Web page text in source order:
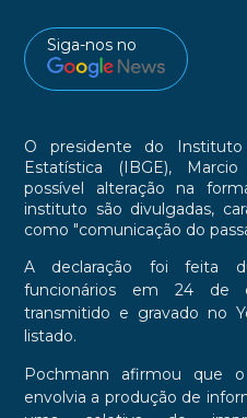
Siga-nos no
O presidente do
Estatística (IBGE),
possível alteração na
instituto são divulgadas,
como "comunicação do
A declaração foi feita
funcionários em 24 de
transmitido e gravado no
listado.
Pochmann afirmou que
envolvia a produção de